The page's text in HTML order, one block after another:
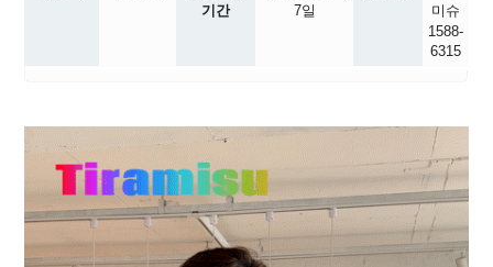
기간
7일
미슈
1588-
6315